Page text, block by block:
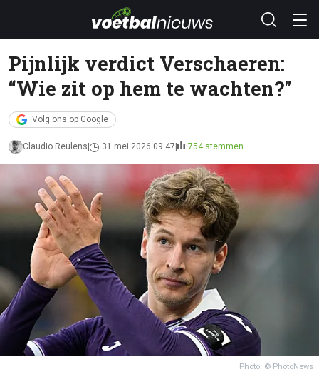
Pijnlijk verdict Verschaeren:
“Wie zit op hem te wachten?"
Volg ons op Google
Claudio Reulens 31 mei 2026 09:47 754 stemmen
Photo: © PhotoNews